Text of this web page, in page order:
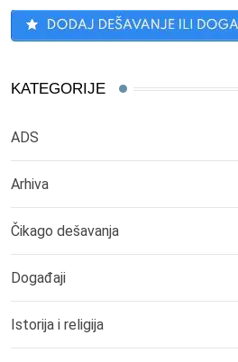
KATEGORIJE
ADS
Arhiva
Čikago dešavanja
Događaji
Istorija i religija